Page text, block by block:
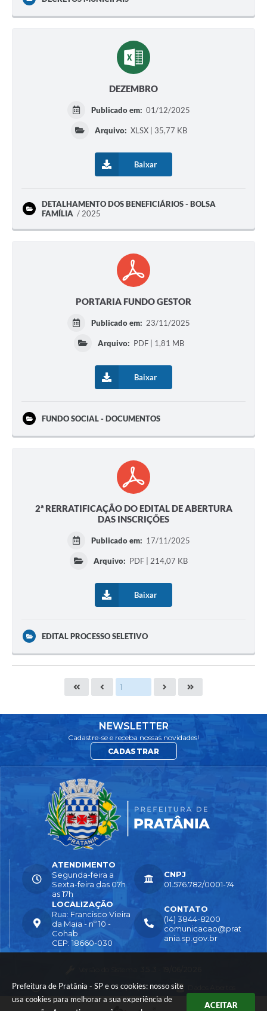
Prefeitura de Pratânia - SP e os cookies: nosso site
usa cookies para melhorar a sua experiência de
ACEITAR
DEZEMBRO
Publicado em: 01/12/2025
Arquivo: XLSX | 35,77 KB
Baixar
DETALHAMENTO DOS BENEFICIÁRIOS - BOLSA
FAMÍLIA
2025
PORTARIA FUNDO GESTOR
Publicado em: 23/11/2025
Arquivo: PDF | 1,81 MB
Baixar
FUNDO SOCIAL - DOCUMENTOS
2ª RERRATIFICAÇÃO DO EDITAL DE ABERTURA
DAS INSCRIÇÕES
Publicado em: 17/11/2025
Arquivo: PDF | 214,07 KB
Baixar
EDITAL PROCESSO SELETIVO
NEWSLETTER
Cadastre-se e receba nossas novidades!
CADASTRAR
LOCALIZAÇÃO
Rua: Francisco Vieira
da Maia - nº 10 -
Cohab
CEP: 18660-030
CONTATO
(14) 3844-8200
comunicacao@prat
ania.sp.gov.br
ATENDIMENTO
Segunda-feira a
Sexta-feira das 07h
as 17h
CNPJ
01.576.782/0001-74
Portal atualizado em:04/08/2026 16:55